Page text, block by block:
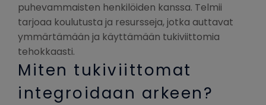
puhevammaisten henkilöiden kanssa. Telmii
tarjoaa koulutusta ja resursseja, jotka auttavat
ymmärtämään ja käyttämään tukiviittomia
tehokkaasti.
Miten tukiviittomat
integroidaan arkeen?